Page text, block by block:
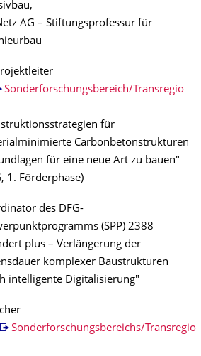
AG – Stiftungsprofessur für
Sonderforschungsbereich/Transregio
für
Carbonbetonstrukturen
für eine neue Art zu bauen"
1. Förderphase)
des DFG-
(SPP) 2388
plus – Verlängerung der
komplexer Baustrukturen
intelligente Digitalisierung"
Sonderforschungsbereichs/Transregio